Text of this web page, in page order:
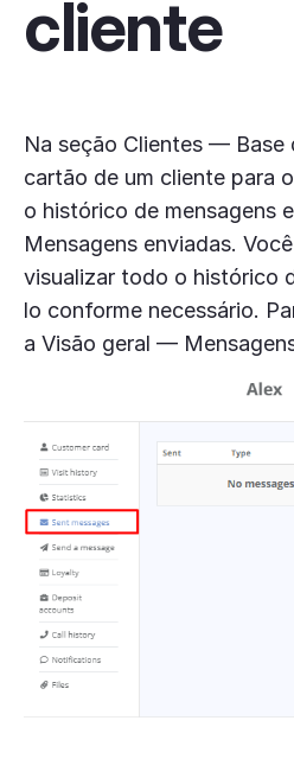
cliente
Na seção Clientes — Base
cartão de um cliente para
o histórico de mensagens
Mensagens enviadas.
visualizar todo o histórico
lo conforme necessário.
a Visão geral —